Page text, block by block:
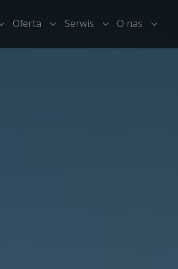
Submenu for "Modele"
Oferta Submenu for "Oferta"
Serwis Submenu for
O nas